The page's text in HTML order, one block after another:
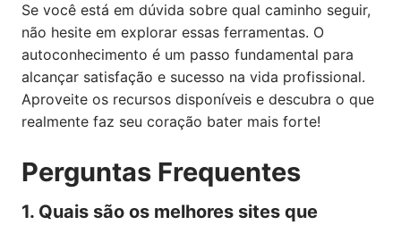
Se você está em dúvida sobre qual caminho seguir,
não hesite em explorar essas ferramentas. O
autoconhecimento é um passo fundamental para
alcançar satisfação e sucesso na vida profissional.
Aproveite os recursos disponíveis e descubra o que
realmente faz seu coração bater mais forte!
Perguntas Frequentes
1. Quais são os melhores sites que